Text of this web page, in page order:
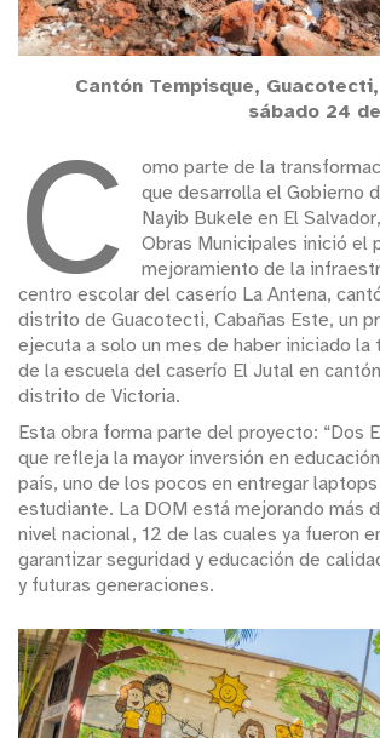
Cantón Tempisque,
sábado 24
C
omo parte de la
que desarrolla el Gobierno
Nayib Bukele en El
Obras Municipales inició el
mejoramiento de la
centro escolar del caserío La Antena,
distrito de Guacotecti, Cabañas Este, un
ejecuta a solo un mes de haber iniciado la
de la escuela del caserío El Jutal en
distrito de Victoria.
Esta obra forma parte del proyecto: “Dos
que refleja la mayor inversión en
país, uno de los pocos en entregar
estudiante. La DOM está mejorando más
nivel nacional, 12 de las cuales ya fueron
garantizar seguridad y educación de
y futuras generaciones.